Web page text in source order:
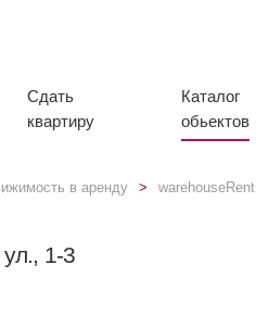
Сдать
квартиру
Каталог
обьектов
в аренду warehouseRent
1-3